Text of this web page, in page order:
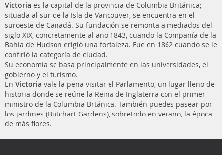
Victoria es la capital de la provincia de Columbia Británica;
situada al sur de la Isla de Vancouver, se encuentra en el
suroeste de Canadá. Su fundación se remonta a mediados del
siglo XIX, concretamente al año 1843, cuando la Compañía de la
Bahía de Hudson erigió una fortaleza. Fue en 1862 cuando se le
confirió la categoría de ciudad.
Su economía se basa principalmente en las universidades, el
gobierno y el turismo.
En Victoria vale la pena visitar el Parlamento, un lugar lleno de
historia donde se reúne la Reina de Inglaterra con el primer
ministro de la Columbia Brtánica. También puedes pasear por
los jardines (Butchart Gardens), sobretodo en verano, la época
de más flores.